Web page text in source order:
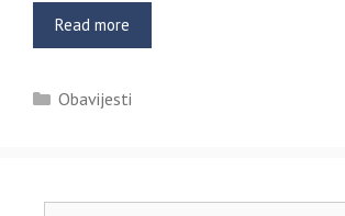
Read more
Kategorije
Obavijesti